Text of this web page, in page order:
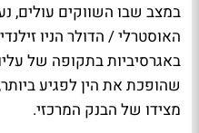
במצב שבו השווקים עולים,
האוסטרלי / הדולר הניו
באגרסיביות בתקופה של
שהופכת את הין לפגיע
מצידו של הבנק המרכזי.